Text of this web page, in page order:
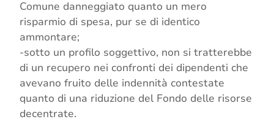
Comune danneggiato quanto un mero
risparmio di spesa, pur se di identico
ammontare;
-sotto un profilo soggettivo, non si tratterebbe
di un recupero nei confronti dei dipendenti che
avevano fruito delle indennità contestate
quanto di una riduzione del Fondo delle risorse
decentrate.